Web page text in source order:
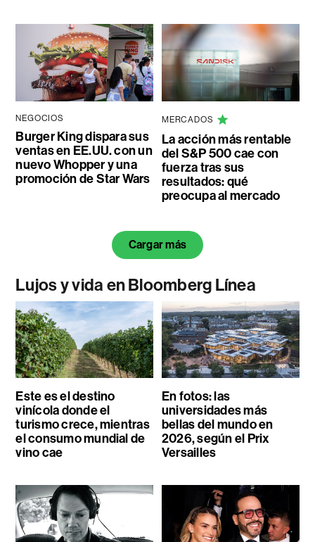
NEGOCIOS
Burger King dispara sus
ventas en EE.UU. con un
nuevo Whopper y una
promoción de Star Wars
MERCADOS
La acción más rentable
del S&P 500 cae con
fuerza tras sus
resultados: qué
preocupa al mercado
Cargar más
Lujos y vida en Bloomberg Línea
Este es el destino
vinícola donde el
turismo crece, mientras
el consumo mundial de
vino cae
En fotos: las
universidades más
bellas del mundo en
2026, según el Prix
Versailles